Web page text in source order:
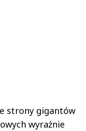
strony gigantów
wyraźnie